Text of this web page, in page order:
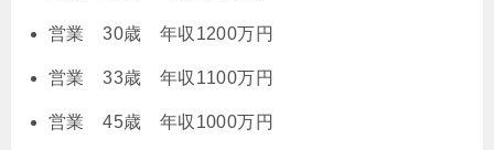
営業 30歳 年収1200万円
営業 33歳 年収1100万円
営業 45歳 年収1000万円